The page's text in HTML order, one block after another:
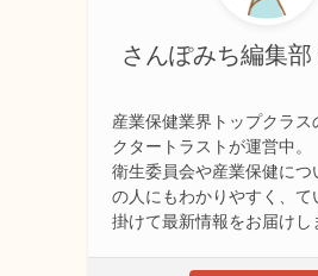
さんぽみち編集
産業保健業界トップクラス
クタートラストが運営中。
衛生委員会や産業保健につ
の人にもわかりやすく、て
掛けて最新情報をお届けし